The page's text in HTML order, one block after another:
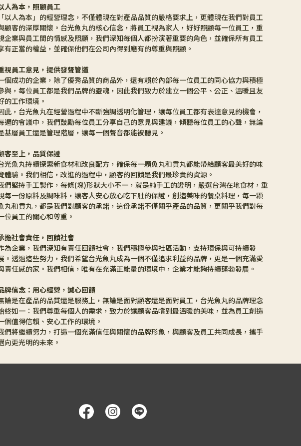
人為本，照顧員工
「以人為本」的經營理念，不僅體現在對產品品質的嚴格要求上，更體現在我們對員工
顧客的深厚關懷。台光魚丸的核心信念，將員工視為家人，好好照顧每一位員工，重
企業與員工間的情感及照顧，我們深知每個人都扮演著重要的角色，並確保所有員工
有正當的權益，並確保他們在公司內得到應有的尊重與照顧。
視員工意見，提供發聲管道
個成功的企業，除了優秀品質的商品外，還有賴於內部每一位員工的同心協力與積極
與，每位員工都是我們品牌的靈魂，因此我們致力於建立一個公平、公正、溫暖且友
的工作環境。
此，台光魚丸在經營過程中不斷強調透明化管理，讓每位員工都有表達意見的機會，
週的會議中，我們鼓勵每位員工分享自己的意見與建議，傾聽每位員工的心聲，無論
基層員工還是管理階層，讓每一個聲音都能被聽見。
客至上，品質保證
光魚丸持續探索新食材和改良配方，確保每一顆魚丸和貢丸都能帶給顧客最美好的味
體驗。我們相信，改進的過程中，顧客的回饋是我們最珍貴的資源。
們堅持手工製作，每條(塊)形狀大小不一，就是純手工的證明，嚴選台灣在地食材，重
每一份原料及調味料，讓客人安心放心吃下肚的保證，創造美味的餐桌料理，每一顆
丸和貢丸，都是我們對顧客的承諾，這份承諾不僅關乎產品的品質，更關乎我們對每
位員工的關心和尊重。
擔社會責任，回饋社會
為企業，我們深知有責任回饋社會，我們積極參與社區活動，支持環保與可持續發
。透過這些努力，我們希望台光魚丸成為一個不僅追求利益的品牌，更是一個充滿愛
責任感的家。我們相信，唯有在充滿正能量的環境中，企業才能夠持續蓬勃發展。
牌信念：用心經營，誠心回饋
論是在產品的品質還是服務上，無論是面對顧客還是面對員工，台光魚丸的品牌理念
終如一：我們尊重每個人的需求，致力於讓顧客品嚐到最溫暖的美味，並為員工創造
個值得信賴、安心工作的環境。
們將繼續努力，打造一個充滿信任與關懷的品牌形象，與顧客及員工共同成長，攜手
向更光明的未來。